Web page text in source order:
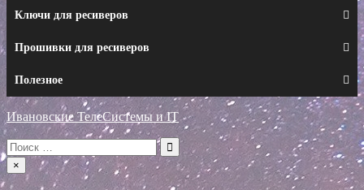
Ключи для ресиверов
Прошивки для ресиверов
Полезное
Ивановские ТелеСистемы и IT
Искать:
×